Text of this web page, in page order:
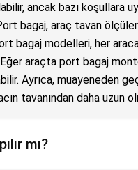
ancak bazı koşullara
bagaj, araç tavan
bagaj modelleri, her
Eğer araçta port bagaj
Ayrıca, muayeneden
tavanından daha uzun
mı?